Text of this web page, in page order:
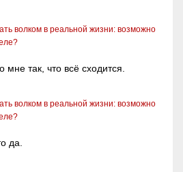
волком в реальной жизни: возможно
так, что всё сходится.
волком в реальной жизни: возможно
да.